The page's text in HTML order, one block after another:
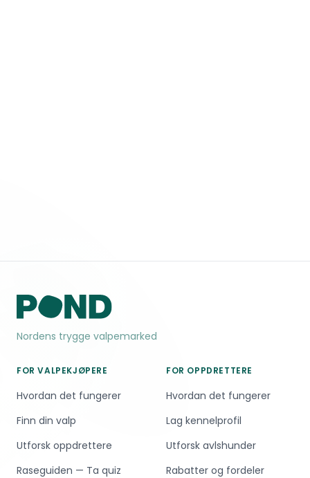
Nordens trygge valpemarked
FOR VALPEKJØPERE
Hvordan det fungerer
Finn din valp
Utforsk oppdrettere
Raseguiden — Ta quiz
FOR OPPDRETTERE
Hvordan det fungerer
Lag kennelprofil
Utforsk avlshunder
Rabatter og fordeler